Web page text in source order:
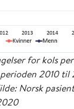
for kols
2010 til
Norsk